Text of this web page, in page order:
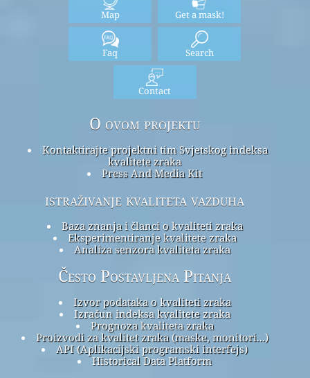
Map Get a mask!
Faq Search
Contact
O ovom projektu
Kontaktirajte projektni tim Svjetskog indeksa
kvalitete zraka
Press And Media Kit
istraživanje kvaliteta vazduha
Baza znanja i članci o kvaliteti zraka
Eksperimentiranje kvalitete zraka
Analiza senzora kvaliteta zraka
Često Postavljena Pitanja
Izvor podataka o kvaliteti zraka
Izračun indeksa kvalitete zraka
Prognoza kvaliteta zraka
Proizvodi za kvalitet zraka (maske, monitori...)
API (Aplikacijski programski interfejs)
Historical Data Platform